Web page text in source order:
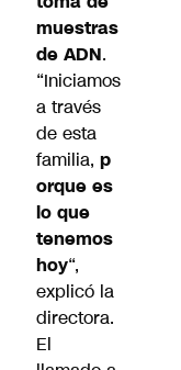
muestras
de ADN.
“Iniciamos
a través
de esta
familia, p
orque es
lo que
tenemos
hoy“,
explicó la
directora.
El